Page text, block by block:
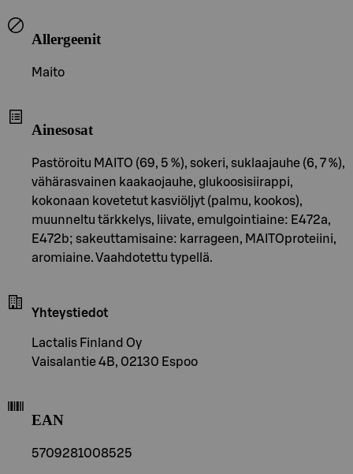
Allergeenit
Maito
Ainesosat
Pastöroitu MAITO (69, 5 %), sokeri, suklaajauhe (6, 7 %),
vähärasvainen kaakaojauhe, glukoosisiirappi,
kokonaan kovetetut kasviöljyt (palmu, kookos),
muunneltu tärkkelys, liivate, emulgointiaine: E472a,
E472b; sakeuttamisaine: karrageen, MAITOproteiini,
aromiaine. Vaahdotettu typellä.
Yhteystiedot
Lactalis Finland Oy
Vaisalantie 4B, 02130 Espoo
EAN
5709281008525